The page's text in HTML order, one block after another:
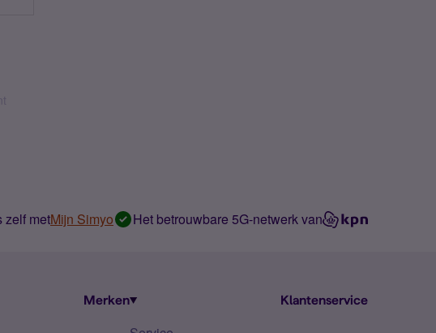
zelf metMijn Simyo Het betrouwbare 5G-netwerk van
Merken Klantenservice